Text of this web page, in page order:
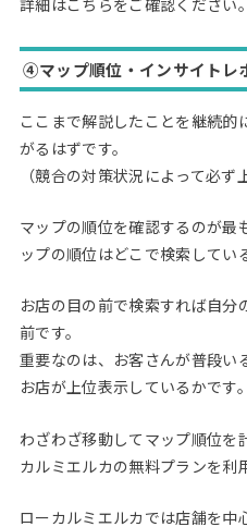
④マップ順位・インサイトレ
ここまで解説したことを継続的
がるはずです。
（競合の対策状況によって必ず
マップの順位を確認するのが最
ップの順位はどこで検索してい
お店の目の前で検索すれば自分
前です。
重要なのは、お客さんが普段い
お店が上位表示しているかです。
わざわざ移動してマップ順位を
カルミエルカの無料プランを利
ローカルミエルカでは店舗を中